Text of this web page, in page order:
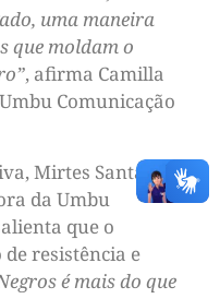
uma maneira
que moldam o
, afirma Camilla
Comunicação
Mirtes Santa
da Umbu
que o
resistência e
é mais do que